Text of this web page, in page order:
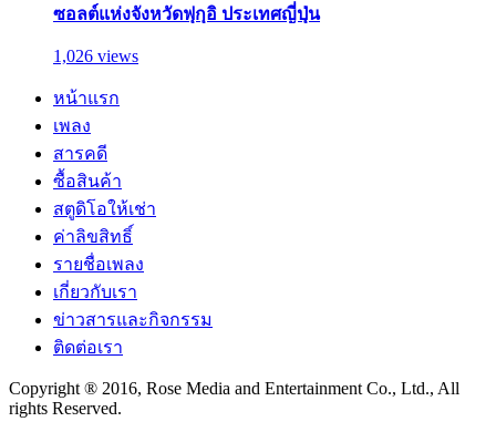
ซอลต์แห่งจังหวัดฟุกุอิ ประเทศญี่ปุ่น
1,026 views
หน้าแรก
เพลง
สารคดี
ซื้อสินค้า
สตูดิโอให้เช่า
ค่าลิขสิทธิ์
รายชื่อเพลง
เกี่ยวกับเรา
ข่าวสารและกิจกรรม
ติดต่อเรา
Copyright ® 2016, Rose Media and Entertainment Co., Ltd., All
rights Reserved.